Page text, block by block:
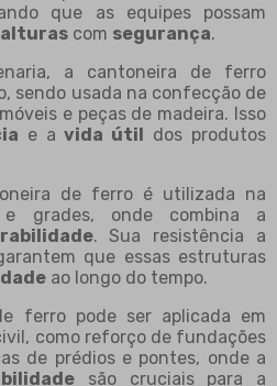
que as equipes possam
alturas com segurança.
a cantoneira de ferro
sendo usada na confecção de
e peças de madeira. Isso
e avida útil
dos produtos
de ferro é utilizada na
grades, onde combina a
. Sua resistência a
que essas estruturas
ao longo do tempo.
ferro pode ser aplicada em
como reforço de fundações
de prédios e pontes, onde a
são cruciais para a